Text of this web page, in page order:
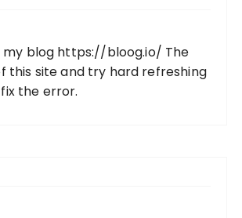
blog https://bloog.io/ The
this site and try hard refreshing
the error.